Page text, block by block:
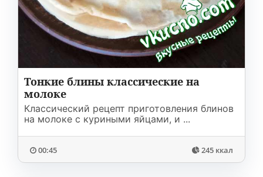
Соусы
На ужин
Мультиварка
Мясорубка
Холодильник
Тонкие блины классические на
молоке
Классический рецепт приготовления блинов
на молоке с куриными яйцами, и ...
00:45 245 ккал